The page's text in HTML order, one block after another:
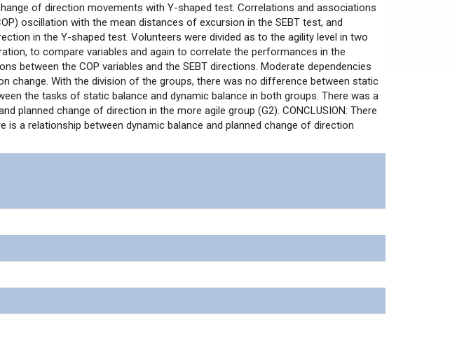
of direction movements with Y-shaped test. Correlations and associations
oscillation with the mean distances of excursion in the SEBT test, and
in the Y-shaped test. Volunteers were divided as to the agility level in two
to compare variables and again to correlate the performances in the
between the COP variables and the SEBT directions. Moderate dependencies
change. With the division of the groups, there was no difference between static
the tasks of static balance and dynamic balance in both groups. There was a
planned change of direction in the more agile group (G2). CONCLUSION: There
a relationship between dynamic balance and planned change of direction